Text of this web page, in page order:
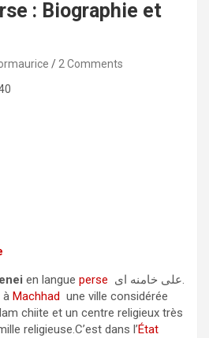
: Biographie et
2 Comments
en langue perse
à Machhad une ville considérée
chiite et un centre religieux très
religieuse.C’est dans l’État